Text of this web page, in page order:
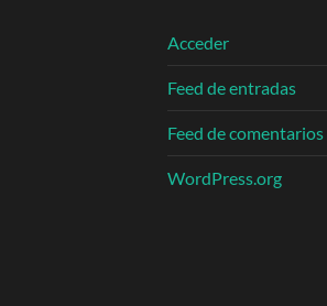
Acceder
Feed de entradas
Feed de comentarios
WordPress.org